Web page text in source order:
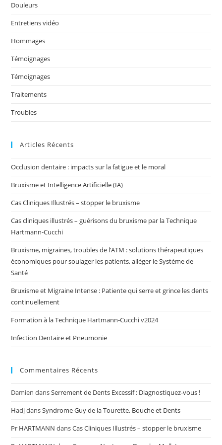
k
Douleurs
Entretiens vidéo
Hommages
Témoignages
Témoignages
Traitements
Troubles
Articles Récents
Occlusion dentaire : impacts sur la fatigue et le moral
Bruxisme et Intelligence Artificielle (IA)
Cas Cliniques Illustrés – stopper le bruxisme
Cas cliniques illustrés – guérisons du bruxisme par la Technique
Hartmann-Cucchi
Bruxisme, migraines, troubles de l’ATM : solutions thérapeutiques
économiques pour soulager les patients, alléger le Système de
Santé
Bruxisme et Migraine Intense : Patiente qui serre et grince les dents
continuellement
Formation à la Technique Hartmann-Cucchi v2024
Infection Dentaire et Pneumonie
Commentaires Récents
Damien dansSerrement de Dents Excessif : Diagnostiquez-vous !
HadjdansSyndrome Guy de la Tourette, Bouche et Dents
Pr HARTMANN dansCas Cliniques Illustrés – stopper le bruxisme